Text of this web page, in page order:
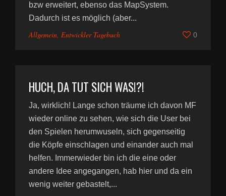
bzw erweitert, ebenso das MapSystem.
Dadurch ist es möglich (aber...
Allgemein, Entwickler Tagebuch 0
HUCH, DA TUT SICH WAS!?!
Ja, wirklich! Lange schon träume ich davon MF
wieder online zu sehen, wie sich die User bei
den Spielen herumwuseln, sich gegenseitig
die Köpfe einschlagen und einander auch mal
helfen. Immerwieder bin ich die eine oder
andere Idee angegangen, hab hier und da ein
wenig weiter gebastelt,...